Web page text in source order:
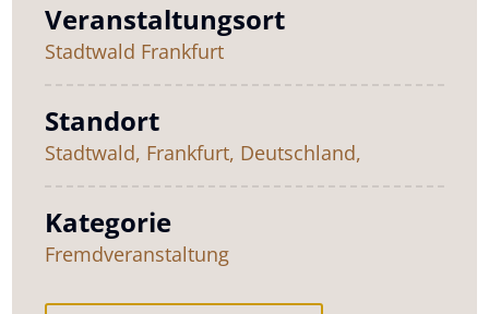
Veranstaltungsort
Stadtwald Frankfurt
Standort
Stadtwald, Frankfurt, Deutschland,
Kategorie
Fremdveranstaltung